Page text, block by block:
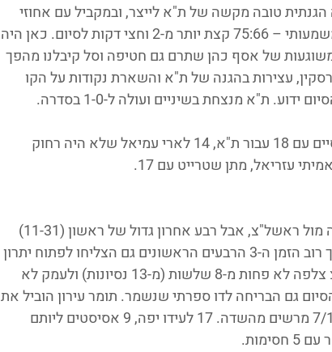
טובה מקשה של ת"א לייצר, ובמקביל עם אחוזי
קליעה לא רעים פותחת לעצמה אט אט יתרון משמעותי – 75:66 קצת יותר מ-2 וחצי דקות לסיום. כאן היה
של אסף כהן שתרם גם חטיפה וסל קיבלנו מהפך
עצירות בהגנה של ת"א והשארת נקודות על הקו
ת"א מנצחת בשיניים ועולה ל-1-0 בסדרה.
כהן שהיה אחראי ל-13 נקודות ברבע האחרון סיים עם 18 עבור ת"א, 14 לארי עמיאל שלא היה רחוק
עמק יזרעאל לא הייתה רחוקה מלרשום הפתעה מול ראשל"צ, אבל רבע אחרון גדול של ראשון (11-31)
סידר לה ניצחון 73:85. הצפונים שהובילו לאורך רוב הזמן ה-3 הרבעים הראשונים גם הצליחו לפתוח יתרון
דו ספרתי, אבל אז הגיע הרבע הרביעי. ראשל"צ צלפה לא פחות מ-8 שלשות (מ-13 נסיונות) ולעמק לא
גם הבריחה לדו ספרתי שנשמר. תומר עירון הוביל את
קלעי ראשל"צ עם 20, רואי סולימני עם 18 ב-7/10 מרשים מהשדה. 17 לעידו יפה, 9 אסיסטים ליותם